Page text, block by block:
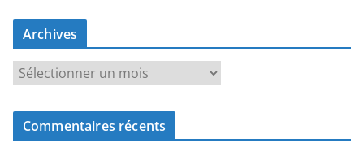
Archives
r
c
Commentaires récents